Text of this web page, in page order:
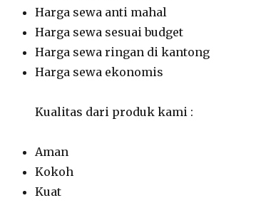
Harga sewa anti mahal
Harga sewa sesuai budget
Harga sewa ringan di kantong
Harga sewa ekonomis
Kualitas dari produk kami :
Aman
Kokoh
Kuat